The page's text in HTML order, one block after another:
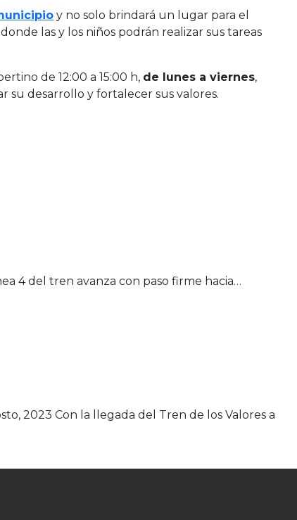
y no solo brindará un lugar para el
las y los niños podrán realizar sus tareas
de 12:00 a 15:00 h, de lunes a viernes,
su desarrollo y fortalecer sus valores.
4 del tren avanza con paso firme hacia…
2023 Con la llegada del Tren de los Valores a